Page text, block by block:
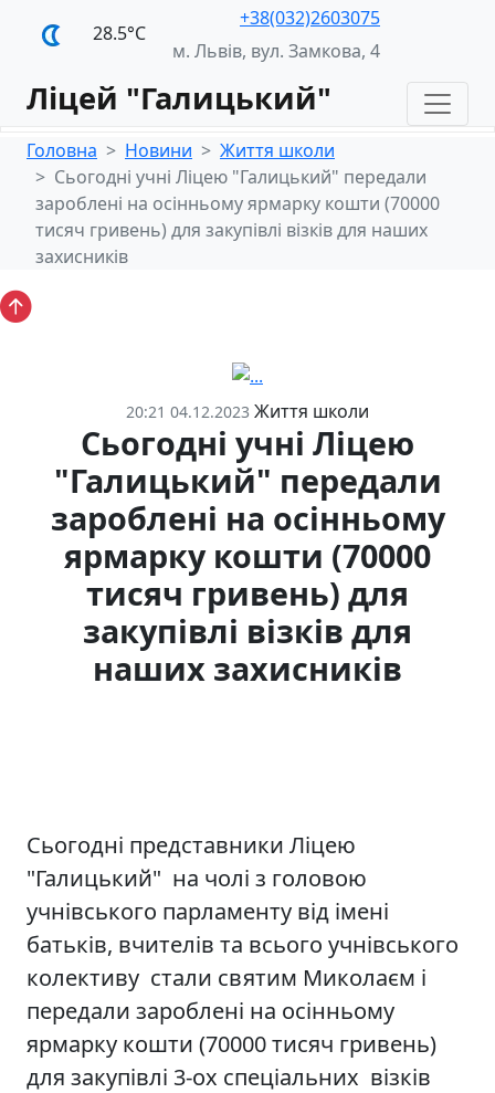
28.5°С
+38(032)2603075
м. Львів, вул. Замкова, 4
Ліцей "Галицький"
Головна Новини
Життя школи
Сьогодні учні Ліцею "Галицький" передали
зароблені на осінньому ярмарку кошти (70000
тисяч гривень) для закупівлі візків для наших
захисників
20:21 04.12.2023 Життя школи
Сьогодні учні Ліцею
"Галицький" передали
зароблені на осінньому
ярмарку кошти (70000
тисяч гривень) для
закупівлі візків для
наших захисників
Сьогодні представники Ліцею
"Галицький" на чолі з головою
учнівського парламенту від імені
батьків, вчителів та всього учнівського
колективу стали святим Миколаєм і
передали зароблені на осінньому
ярмарку кошти (70000 тисяч гривень)
для закупівлі 3-ох спеціальних візків